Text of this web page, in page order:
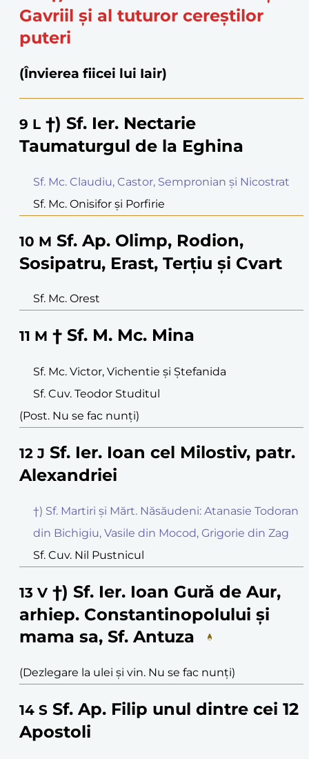
Gavriil și al tuturor cereștilor
puteri
(Învierea fiicei lui Iair)
9 L †) Sf. Ier. Nectarie
Taumaturgul de la Eghina
Sf. Mc. Claudiu, Castor, Sempronian și Nicostrat
Sf. Mc. Onisifor și Porfirie
10 M Sf. Ap. Olimp, Rodion,
Sosipatru, Erast, Terțiu și Cvart
Sf. Mc. Orest
11 M † Sf. M. Mc. Mina
Sf. Mc. Victor, Vichentie și Ștefanida
Sf. Cuv. Teodor Studitul
(Post. Nu se fac nunți)
12 J Sf. Ier. Ioan cel Milostiv, patr.
Alexandriei
†) Sf. Martiri și Mărt. Năsăudeni: Atanasie Todoran
din Bichigiu, Vasile din Mocod, Grigorie din Zag
Sf. Cuv. Nil Pustnicul
13 V †) Sf. Ier. Ioan Gură de Aur,
arhiep. Constantinopolului și
mama sa, Sf. Antuza
(Dezlegare la ulei și vin. Nu se fac nunți)
14 S Sf. Ap. Filip unul dintre cei 12
Apostoli